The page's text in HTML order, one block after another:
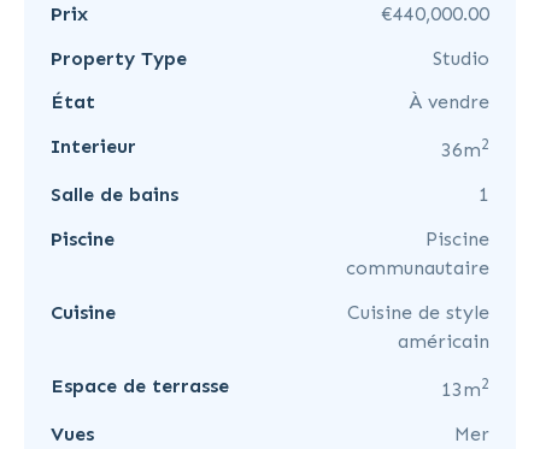
Prix
€440,000.00
Property Type
Studio
État
À vendre
Interieur
36m2
Salle de bains
1
Piscine
Piscine
communautaire
Cuisine
Cuisine de style
américain
Espace de terrasse
13m2
Vues
Mer